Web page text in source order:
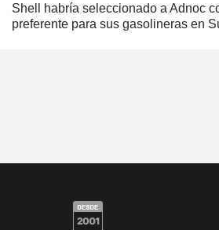
Shell habría seleccionado a Adnoc
preferente para sus gasolineras en